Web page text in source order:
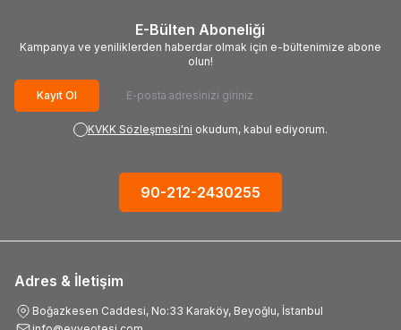
E-Bülten Aboneliği
Kampanya ve yeniliklerden haberdar olmak için e-bültenimize abone
olun!
Kayıt Ol
KVKK Sözleşmesi'ni okudum, kabul ediyorum.
90-212-2430255
Adres & İletişim
Boğazkesen Caddesi, No:33 Karaköy, Beyoğlu, İstanbul